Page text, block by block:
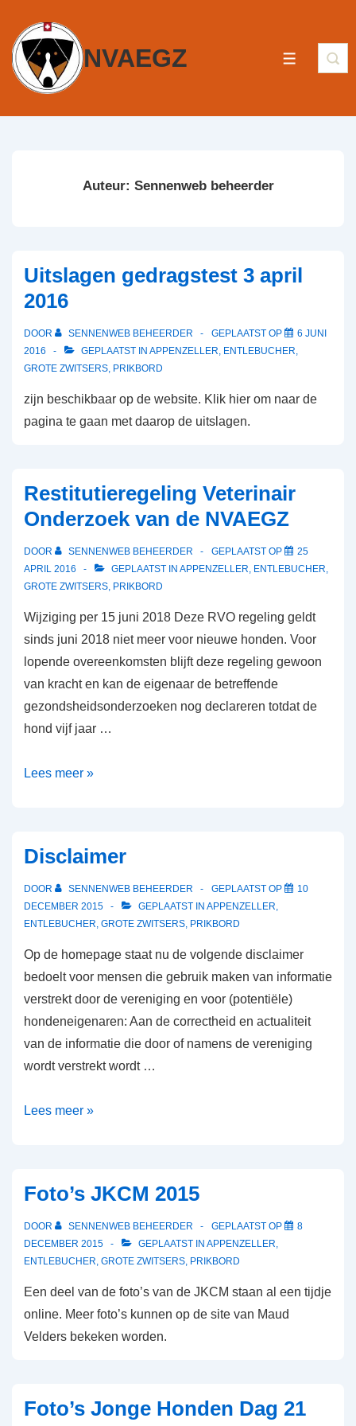
NVAEGZ
Auteur: Sennenweb beheerder
Uitslagen gedragstest 3 april
2016
DOOR SENNENWEB BEHEERDER GEPLAATST OP
6 JUNI
2016
GEPLAATST IN APPENZELLER, ENTLEBUCHER,
GROTE ZWITSERS, PRIKBORD
zijn beschikbaar op de website. Klik hier om naar de
pagina te gaan met daarop de uitslagen.
Restitutieregeling Veterinair
Onderzoek van de NVAEGZ
DOOR SENNENWEB BEHEERDER GEPLAATST OP
25
APRIL 2016
GEPLAATST IN APPENZELLER, ENTLEBUCHER,
GROTE ZWITSERS, PRIKBORD
Wijziging per 15 juni 2018 Deze RVO regeling geldt
sinds juni 2018 niet meer voor nieuwe honden. Voor
lopende overeenkomsten blijft deze regeling gewoon
van kracht en kan de eigenaar de betreffende
gezondsheidsonderzoeken nog declareren totdat de
hond vijf jaar …
Lees meer »
Disclaimer
DOOR SENNENWEB BEHEERDER GEPLAATST OP
10
DECEMBER 2015
GEPLAATST IN APPENZELLER,
ENTLEBUCHER, GROTE ZWITSERS, PRIKBORD
Op de homepage staat nu de volgende disclaimer
bedoelt voor mensen die gebruik maken van informatie
verstrekt door de vereniging en voor (potentiële)
hondeneigenaren: Aan de correctheid en actualiteit
van de informatie die door of namens de vereniging
wordt verstrekt wordt …
Lees meer »
Foto’s JKCM 2015
DOOR SENNENWEB BEHEERDER GEPLAATST OP
8
DECEMBER 2015
GEPLAATST IN APPENZELLER,
ENTLEBUCHER, GROTE ZWITSERS, PRIKBORD
Een deel van de foto’s van de JKCM staan al een tijdje
online. Meer foto’s kunnen op de site van Maud
Velders bekeken worden.
Foto’s Jonge Honden Dag 21